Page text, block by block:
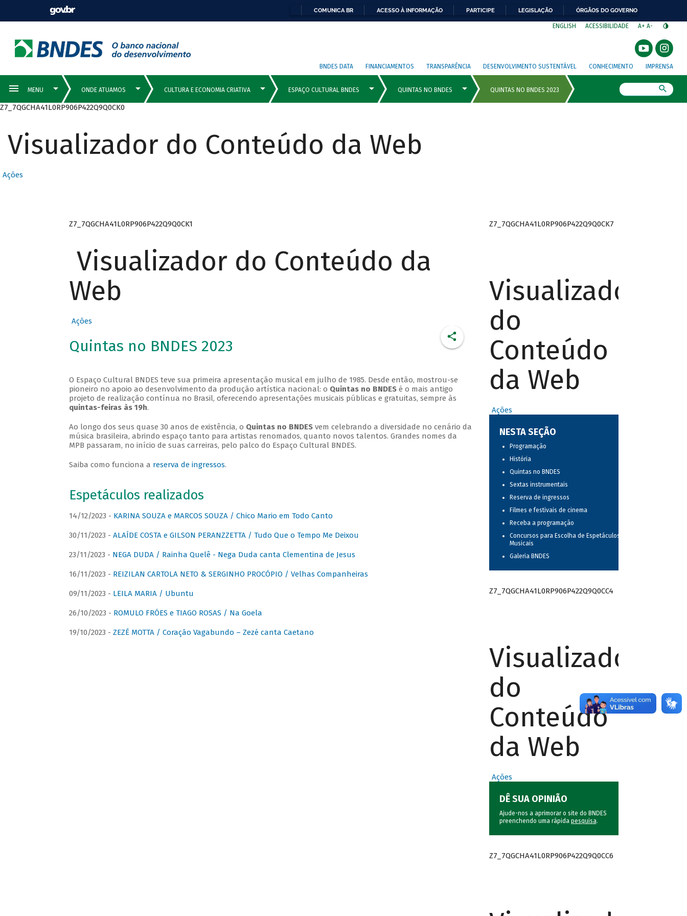
COMUNICA BR ACESSO À INFORMAÇÃO PARTICIPE LEGISLAÇÃO ÓRGÃOS DO GOVERNO
ENGLISH ACESSIBILIDADE A+ A-
BNDES DATA FINANCIAMENTOS TRANSPARÊNCIA DESENVOLVIMENTO SUSTENTÁVEL CONHECIMENTO IMPRENSA
Z7_7QGCHA41L0RP906P422Q9Q0CK0
Visualizador do Conteúdo da Web
Ações
Z7_7QGCHA41L0RP906P422Q9Q0CK1
Visualizador do Conteúdo da
Web
Ações
Quintas no BNDES 2023
O Espaço Cultural BNDES teve sua primeira apresentação musical em julho de 1985. Desde então, mostrou-se
pioneiro no apoio ao desenvolvimento da produção artística nacional: o Quintas no BNDESé o mais antigo
projeto de realização contínua no Brasil, oferecendo apresentações musicais públicas e gratuitas, sempre às
quintas-feiras às 19h.
Ao longo dos seus quase 30 anos de existência, o Quintas no BNDESvem celebrando a diversidade no cenário da
música brasileira, abrindo espaço tanto para artistas renomados, quanto novos talentos. Grandes nomes da
MPB passaram, no início de suas carreiras, pelo palco do Espaço Cultural BNDES.
Saiba como funciona a reserva de ingressos.
Espetáculos realizados
14/12/2023 - KARINA SOUZA e MARCOS SOUZA / Chico Mario em Todo Canto
30/11/2023 - ALAÍDE COSTA e GILSON PERANZZETTA / Tudo Que o Tempo Me Deixou
23/11/2023 - NEGA DUDA / Rainha Quelê - Nega Duda canta Clementina de Jesus
16/11/2023 - REIZILAN CARTOLA NETO & SERGINHO PROCÓPIO / Velhas Companheiras
09/11/2023 - LEILA MARIA / Ubuntu
26/10/2023 - ROMULO FRÓES e TIAGO ROSAS / Na Goela
19/10/2023 - ZEZÉ MOTTA / Coração Vagabundo – Zezé canta Caetano
Z7_7QGCHA41L0RP906P422Q9Q0CK7
Visualizador
do
Conteúdo
da Web
Ações
NESTA SEÇÃO
Programação
História
Quintas no BNDES
Sextas instrumentais
Reserva de ingressos
Filmes e festivais de cinema
Receba a programação
Concursos para Escolha de Espetáculos
Musicais
Galeria BNDES
Z7_7QGCHA41L0RP906P422Q9Q0CC4
Visualizador
do
Conteúdo
da Web
Ações
DÊ SUA OPINIÃO
Ajude-nos a aprimorar o site do BNDES
preenchendo uma rápida pesquisa.
Z7_7QGCHA41L0RP906P422Q9Q0CC6